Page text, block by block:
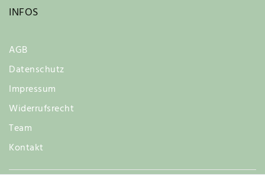
INFOS
AGB
Datenschutz
Impressum
Widerrufsrecht
Team
Kontakt